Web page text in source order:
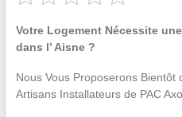
Votre Logement Nécessite
dans l’ Aisne ?
Nous Vous Proposerons Bientôt
Artisans Installateurs de PAC